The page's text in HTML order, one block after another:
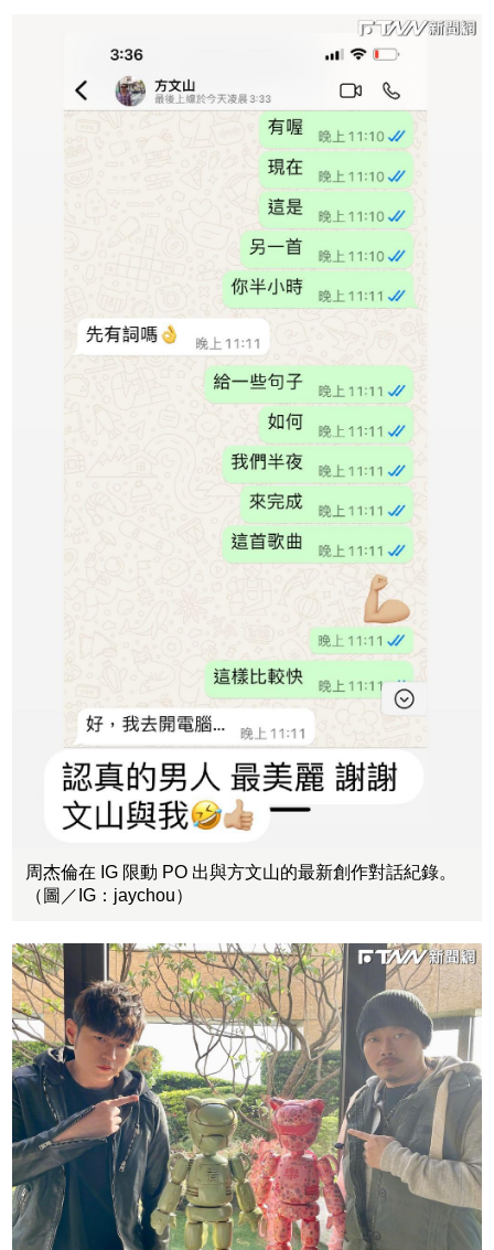
周杰倫在 IG 限動 PO 出與方文山的最新創作對話紀錄。
（圖／IG：jaychou）